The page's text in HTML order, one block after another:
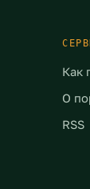
Как
О
RSS